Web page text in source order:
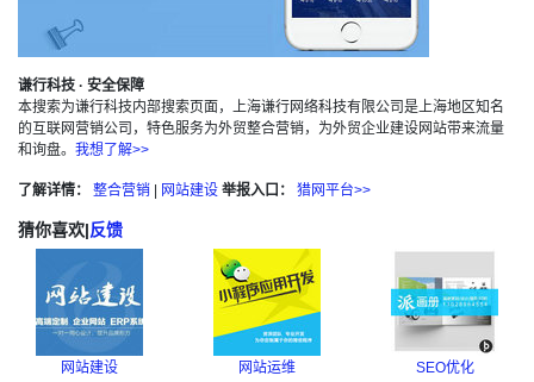
谦行科技 · 安全保障
本搜索为谦行科技内部搜索页面，上海谦行网络科技有限公司是上海地区知名
的互联网营销公司，特色服务为外贸整合营销，为外贸企业建设网站带来流量
和询盘。 我想了解>>
了解详情： 整合营销 网站建设 举报入口： 猎网平台>>
猜你喜欢|反馈
网站建设 网站运维 SEO优化